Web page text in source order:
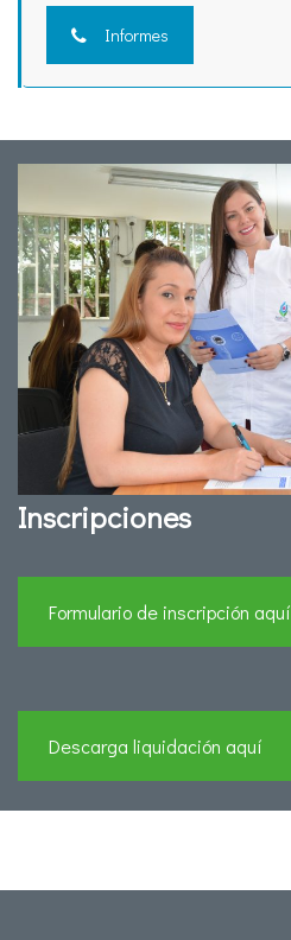
Informes
Inscripciones
Formulario de inscripción aquí
Descarga liquidación aquí